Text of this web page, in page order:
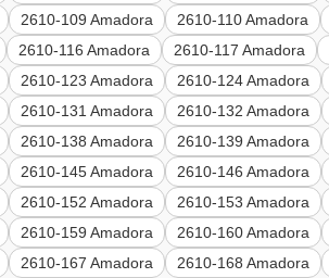
2610-109 Amadora 2610-110 Amadora
2610-116 Amadora 2610-117 Amadora
2610-123 Amadora 2610-124 Amadora
2610-131 Amadora 2610-132 Amadora
2610-138 Amadora 2610-139 Amadora
2610-145 Amadora 2610-146 Amadora
2610-152 Amadora 2610-153 Amadora
2610-159 Amadora 2610-160 Amadora
2610-167 Amadora 2610-168 Amadora